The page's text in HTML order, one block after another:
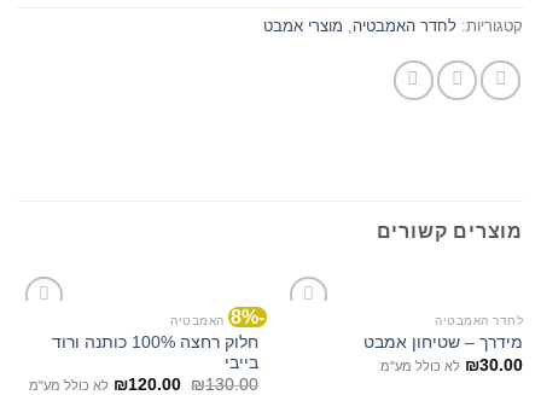
קטגוריות: לחדר האמבטיה, מוצרי אמבט
מוצרים קשורים
לחדר האמבטיה
מידרך – שטיחון אמבט
₪30.00 לא כולל מע"מ
-8%לחדר האמבטיה
חלוק רחצה 100% כותנה ורוד
בייבי
₪130.00
₪120.00 לא כולל מע"מ